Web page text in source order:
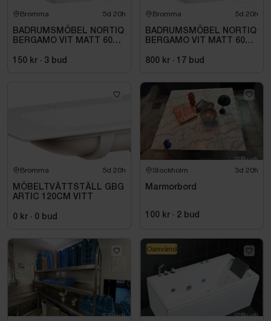
Bromma 5d 20h
BADRUMSMÖBEL NORTIQ
BERGAMO VIT MATT 60
150 kr · 3 bud
Bromma 5d 20h
BADRUMSMÖBEL NORTIQ
BERGAMO VIT MATT 60
800 kr · 17 bud
Bromma 5d 20h
MÖBELTVÄTTSTÄLL GBG
ARTIC 120CM VITT
0 kr · 0 bud
Stockholm 3d 20h
Marmorbord
100 kr · 2 bud
Oanvänd